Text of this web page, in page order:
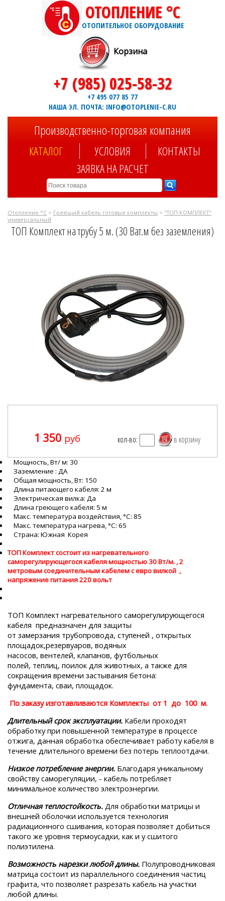
ОТОПЛЕНИЕ °C
ОТОПИТЕЛЬНОЕ ОБОРУДОВАНИЕ
Корзина
+7 (985) 025-58-32
+7 495 077 85 77
НАША ЭЛ. ПОЧТА: INFO@OTOPLENIE-C.RU
Производственно-торговая компания
КАТАЛОГ УСЛОВИЯ
КОНТАКТЫ
ЗАЯВКА НА РАСЧЕТ
Отопление °C > Греющий кабель готовые комплекты > "ТОП КОМПЛЕКТ"
универсальный
ТОП Комплект на трубу 5 м. (30 Ват.м без заземления)
1 350 руб кол-во:
Мощность, Вт/ м: 30
Заземление : ДА
Общая мощность, Вт: 150
Длина питающего кабеля: 2 м
Электрическая вилка: Да
Длина греющего кабеля: 5 м
Макс. температура воздействия, °С: 85
Макс. температура нагрева, °С: 65
Страна: Южная Корея
ТОП Комплект состоит из нагревательного
саморегулирующегося кабеля мощностью 30 Вт/м. , 2
метровым соединительным кабелем с евро вилкой ,
напряжение питания 220 вольт
ТОП Комплект нагревательного саморегулирующегося
кабеля предназначен для защиты
от замерзания трубопровода, ступеней , открытых
площадок,резервуаров, водяных
насосов, вентелей, клапанов, футбольных
полей, теплиц, поилок для животных, а также для
сокращения времени застывания бетона:
фундамента, сваи, площадок.
По заказу изготавливаются Комплекты от 1 до 100 м.
Длительный срок эксплуатации. Кабели проходят
обработку при повышенной температуре в процессе
отжига, данная обработка обеспечивает работу кабеля в
течение длительного времени без потерь теплоотдачи.
Низкое потребление энергии. Благодаря уникальному
свойству саморегуляции, - кабель потребляет
минимальное количество электроэнергии.
Отличная теплостойкость. Для обработки матрицы и
внешней оболочки используется технология
радиационного сшивания, которая позволяет добиться
такого же уровня термоусадки, как и у сшитого
полиэтилена.
Возможность нарезки любой длины. Полупроводниковая
матрица состоит из параллельного соединения частиц
графита, что позволяет разрезать кабель на участки
любой длины.